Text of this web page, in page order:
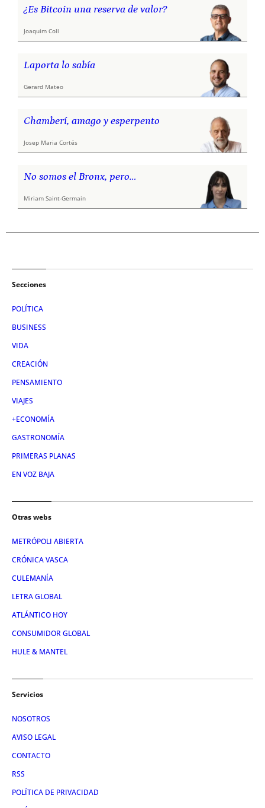
¿Es Bitcoin una reserva de valor?
Joaquim Coll
Laporta lo sabía
Gerard Mateo
Chamberí, amago y esperpento
Josep Maria Cortés
No somos el Bronx, pero…
Miriam Saint-Germain
Secciones
POLÍTICA
BUSINESS
VIDA
CREACIÓN
PENSAMIENTO
VIAJES
+ECONOMÍA
GASTRONOMÍA
PRIMERAS PLANAS
EN VOZ BAJA
Otras webs
METRÓPOLI ABIERTA
CRÓNICA VASCA
CULEMANÍA
LETRA GLOBAL
ATLÁNTICO HOY
CONSUMIDOR GLOBAL
HULE & MANTEL
Servicios
NOSOTROS
AVISO LEGAL
CONTACTO
RSS
POLÍTICA DE PRIVACIDAD